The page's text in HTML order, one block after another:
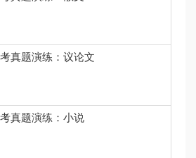
真题演练：议论文
真题演练：小说